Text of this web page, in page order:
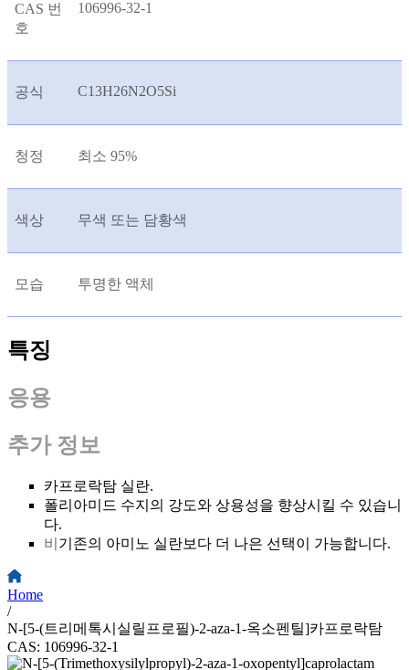
CAS 번
호
106996-32-1
공식 C13H26N2O5Si
청정 최소 95%
색상 무색 또는 담황색
모습 투명한 액체
특징
응용
추가 정보
카프로락탐 실란.
폴리아미드 수지의 강도와 상용성을 향상시킬 수 있습니
다.
비 기존의 아미노 실란보다 더 나은 선택이 가능합니다.
Home
/
N-[5-(트리메톡시실릴프로필)-2-aza-1-옥소펜틸]카프로락탐
CAS: 106996-32-1